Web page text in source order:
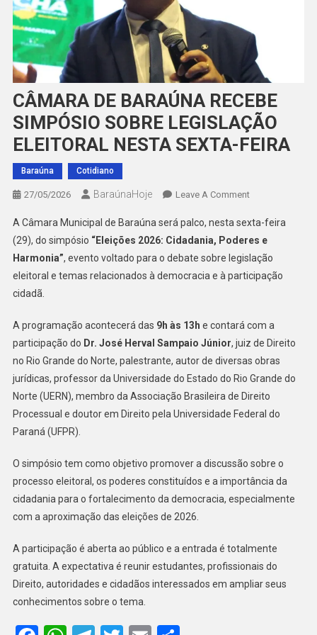
CÂMARA DE BARAÚNA RECEBE
SIMPÓSIO SOBRE LEGISLAÇÃO
ELEITORAL NESTA SEXTA-FEIRA
Baraúna Cotidiano
27/05/2026 BaraúnaHoje Leave A CommentOn
DE
BARAÚNA
RECEBE
SIMPÓSIO
ELEITORAL
NESTA
SEXTA-
FEIRA
A Câmara Municipal de Baraúna será palco, nesta sexta-feira
(29), do simpósio “Eleições 2026: Cidadania, Poderes e
Harmonia”, evento voltado para o debate sobre legislação
eleitoral e temas relacionados à democracia e à participação
cidadã.
A programação acontecerá das 9h às 13h e contará com a
participação do Dr. José Herval Sampaio Júnior, juiz de Direito
no Rio Grande do Norte, palestrante, autor de diversas obras
jurídicas, professor da Universidade do Estado do Rio Grande do
Norte (UERN), membro da Associação Brasileira de Direito
Processual e doutor em Direito pela Universidade Federal do
Paraná (UFPR).
O simpósio tem como objetivo promover a discussão sobre o
processo eleitoral, os poderes constituídos e a importância da
cidadania para o fortalecimento da democracia, especialmente
com a aproximação das eleições de 2026.
A participação é aberta ao público e a entrada é totalmente
gratuita. A expectativa é reunir estudantes, profissionais do
Direito, autoridades e cidadãos interessados em ampliar seus
conhecimentos sobre o tema.